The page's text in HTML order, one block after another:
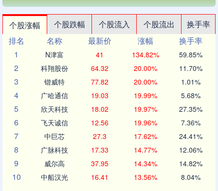
个股涨幅 个股跌幅 个股流入 个股流出
换手率
排名
名称 最新价 涨幅
换手率
1
N津富 41 134.82% 59.85%
2 科翔股份 64.32 20.00% 11.70%
3 锴威特 77.82 20.00% 1.01%
4 广哈通信 19.03 19.99% 5.68%
5 欣天科技 18.02 19.97% 27.35%
6 飞天诚信 12.56 19.96% 7.36%
7 中巨芯 27.3 17.62% 24.41%
8 广脉科技 17.33 14.77% 12.06%
9 威尔高 37.95 14.34% 14.82%
10 中船汉光 16.41 13.56% 8.04%